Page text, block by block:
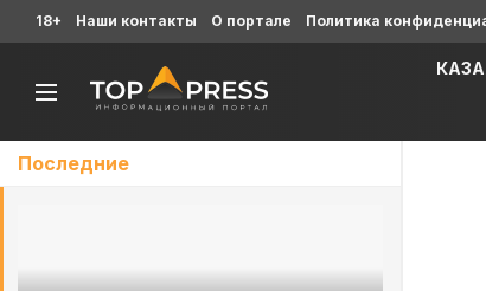
Последние
18+ Наши контакты О портале Политика